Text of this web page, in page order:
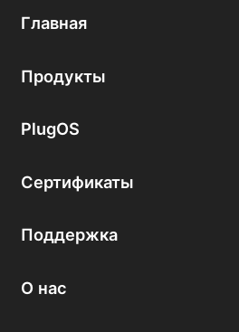
Главная
Продукты
PlugOS
Сертификаты
Поддержка
О нас